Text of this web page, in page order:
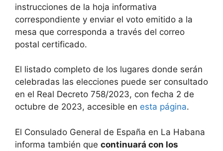
instrucciones de la hoja informativa
correspondiente y enviar el voto emitido a la
mesa que corresponda a través del correo
postal certificado.
El listado completo de los lugares donde serán
celebradas las elecciones puede ser consultado
en el Real Decreto 758/2023, con fecha 2 de
octubre de 2023, accesible en esta página.
El Consulado General de España en La Habana
informa también que continuará con los